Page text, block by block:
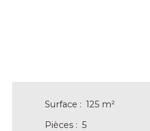
Surface : 125 m²
Pièces : 5